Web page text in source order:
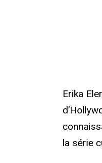
Erika
la série